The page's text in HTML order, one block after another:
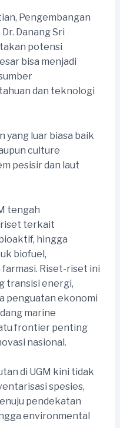
Pengembangan
Dr. Danang Sri
potensi
bisa menjadi
dan teknologi
yang luar biasa baik
culture
pesisir dan laut
tengah
riset terkait
hingga
biofuel,
Riset-riset ini
transisi energi,
penguatan ekonomi
marine
frontier penting
nasional.
di UGM kini tidak
spesies,
pendekatan
environmental